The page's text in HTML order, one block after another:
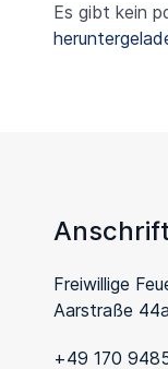
Es gibt kein
Freiwillige
Aarstraße
+49 170